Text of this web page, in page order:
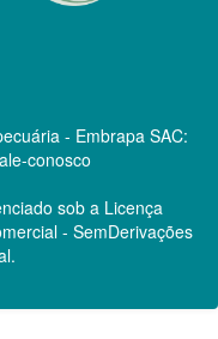
- Embrapa SAC:
conosco
sob a Licença
- SemDerivações